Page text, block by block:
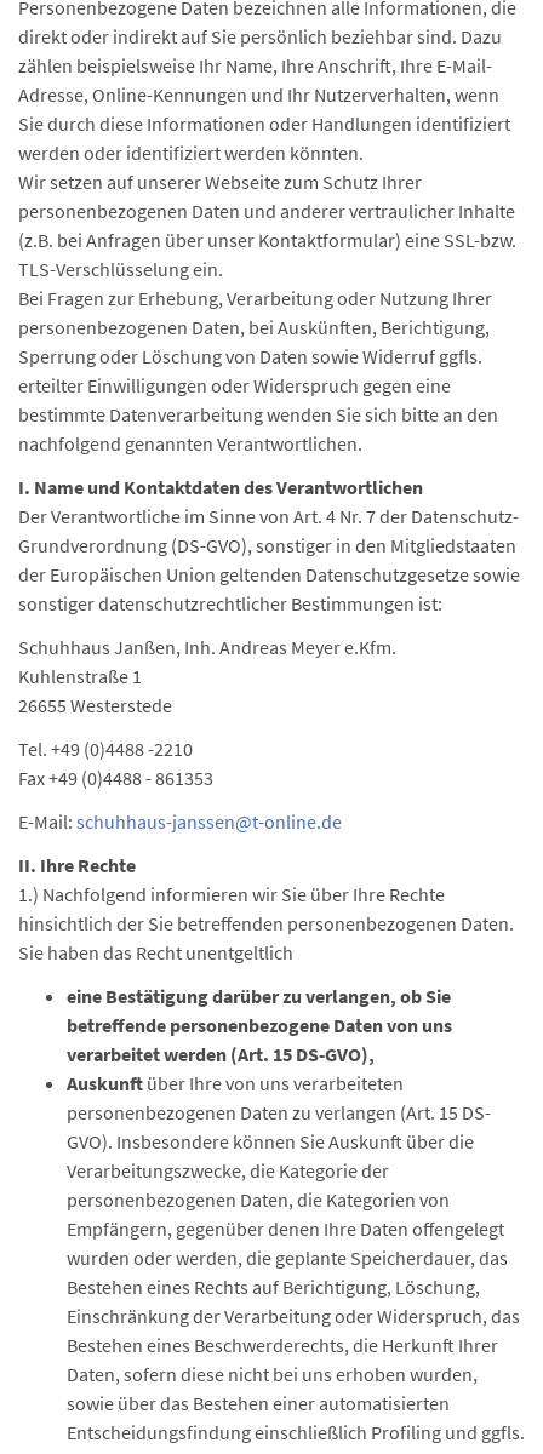
Personenbezogene Daten bezeichnen alle Informationen, die
direkt oder indirekt auf Sie persönlich beziehbar sind. Dazu
zählen beispielsweise Ihr Name, Ihre Anschrift, Ihre E-Mail-
Adresse, Online-Kennungen und Ihr Nutzerverhalten, wenn
Sie durch diese Informationen oder Handlungen identifiziert
werden oder identifiziert werden könnten.
Wir setzen auf unserer Webseite zum Schutz Ihrer
personenbezogenen Daten und anderer vertraulicher Inhalte
(z.B. bei Anfragen über unser Kontaktformular) eine SSL-bzw.
TLS-Verschlüsselung ein.
Bei Fragen zur Erhebung, Verarbeitung oder Nutzung Ihrer
personenbezogenen Daten, bei Auskünften, Berichtigung,
Sperrung oder Löschung von Daten sowie Widerruf ggfls.
erteilter Einwilligungen oder Widerspruch gegen eine
bestimmte Datenverarbeitung wenden Sie sich bitte an den
nachfolgend genannten Verantwortlichen.
I. Name und Kontaktdaten des Verantwortlichen
Der Verantwortliche im Sinne von Art. 4 Nr. 7 der Datenschutz-
Grundverordnung (DS-GVO), sonstiger in den Mitgliedstaaten
der Europäischen Union geltenden Datenschutzgesetze sowie
sonstiger datenschutzrechtlicher Bestimmungen ist:
Schuhhaus Janßen, Inh. Andreas Meyer e.Kfm.
Kuhlenstraße 1
26655 Westerstede
Tel. +49 (0)4488 -2210
Fax +49 (0)4488 - 861353
E-Mail: schuhhaus-janssen@t-online.de
II. Ihre Rechte
1.) Nachfolgend informieren wir Sie über Ihre Rechte
hinsichtlich der Sie betreffenden personenbezogenen Daten.
Sie haben das Recht unentgeltlich
eine Bestätigungdarüber zu verlangen, ob Sie
betreffende personenbezogene Daten von uns
verarbeitet werden (Art. 15 DS-GVO),
Auskunft über Ihre von uns verarbeiteten
personenbezogenen Daten zu verlangen (Art. 15 DS-
GVO). Insbesondere können Sie Auskunft über die
Verarbeitungszwecke, die Kategorie der
personenbezogenen Daten, die Kategorien von
Empfängern, gegenüber denen Ihre Daten offengelegt
wurden oder werden, die geplante Speicherdauer, das
Bestehen eines Rechts auf Berichtigung, Löschung,
Einschränkung der Verarbeitung oder Widerspruch, das
Bestehen eines Beschwerderechts, die Herkunft Ihrer
Daten, sofern diese nicht bei uns erhoben wurden,
sowie über das Bestehen einer automatisierten
Entscheidungsfindung einschließlich Profiling und ggfls.